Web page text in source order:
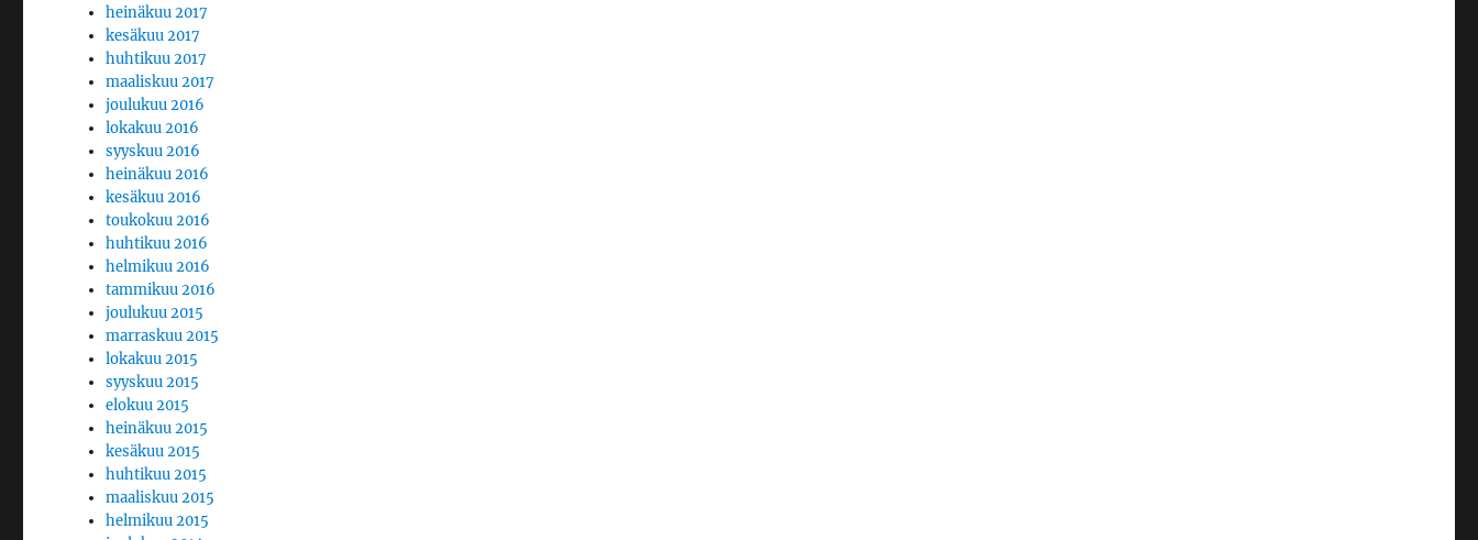
heinäkuu 2017
kesäkuu 2017
huhtikuu 2017
maaliskuu 2017
joulukuu 2016
lokakuu 2016
syyskuu 2016
heinäkuu 2016
kesäkuu 2016
toukokuu 2016
huhtikuu 2016
helmikuu 2016
tammikuu 2016
joulukuu 2015
marraskuu 2015
lokakuu 2015
syyskuu 2015
elokuu 2015
heinäkuu 2015
kesäkuu 2015
huhtikuu 2015
maaliskuu 2015
helmikuu 2015